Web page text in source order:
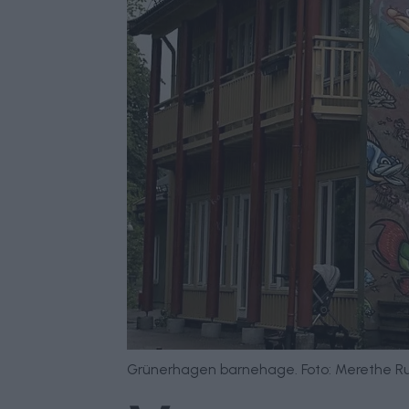
Grünerhagen barnehage. Foto: Merethe